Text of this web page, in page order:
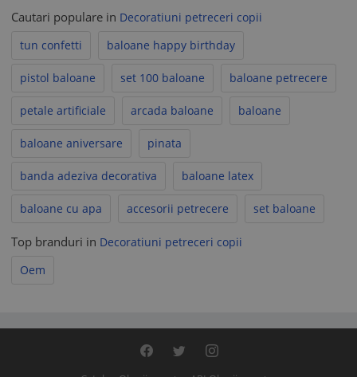
Cautari populare in Decoratiuni petreceri copii
tun confetti
baloane happy birthday
pistol baloane set 100 baloane baloane petrecere
petale artificiale arcada baloane baloane
baloane aniversare pinata
banda adeziva decorativa baloane latex
baloane cu apa accesorii petrecere set baloane
Top branduri in Decoratiuni petreceri copii
Oem